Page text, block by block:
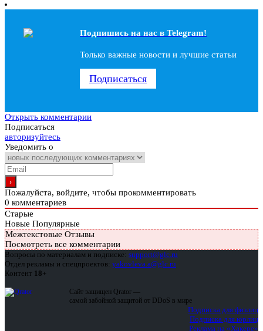
Подпишись на наc в Telegram!
Только важные новости и лучшие статьи
Подписаться
Открыть комментарии
Подписаться
авторизуйтесь
Уведомить о
Пожалуйста, войдите, чтобы прокомментировать
0 комментариев
Старые
Новые Популярные
Межтекстовые Отзывы
Посмотреть все комментарии
Вопросы по материалам и подписке: support@glc.ru
Отдел рекламы и спецпроектов: yakovleva.a@glc.ru
Контент 18+
Сайт защищен Qrator —
самой забойной защитой от DDoS в мире
Подписка для физлиц
Подписка для юрлиц
Реклама на «Хакере»